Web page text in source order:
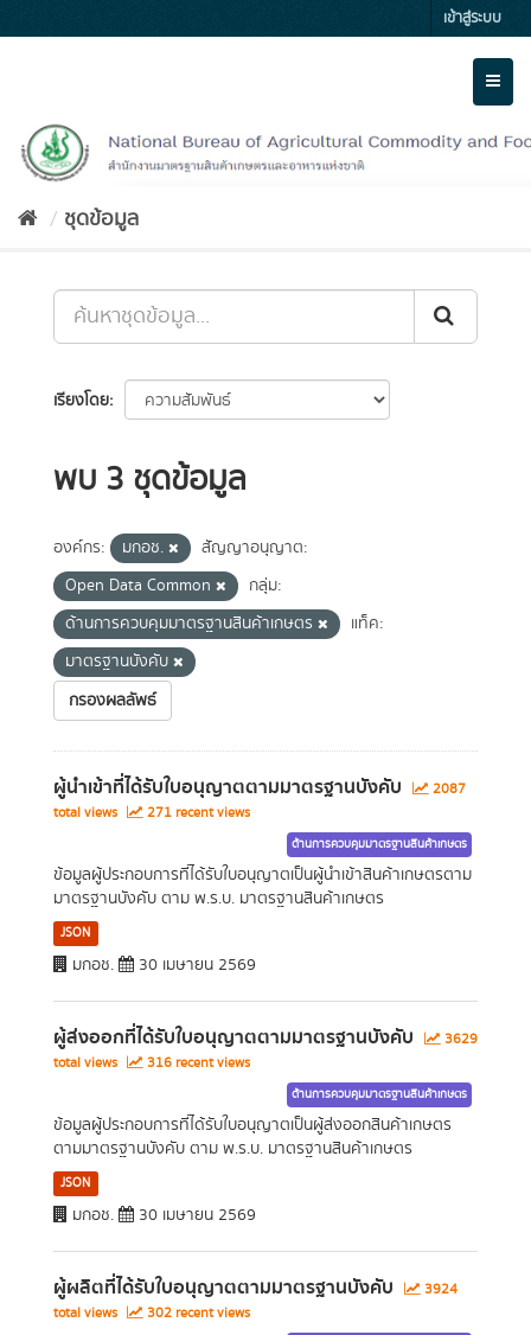
to
เข้าสู่ระบบ
ชุดข้อมูล
เรียงโดย
พบ 3 ชุดข้อมูล
องค์กร: มกอช.
สัญญาอนุญาต:
Open Data Common
กลุ่ม:
ด้านการควบคุมมาตรฐานสินค้าเกษตร
แท็ค:
มาตรฐานบังคับ
กรองผลลัพธ์
ผู้นำเข้าที่ได้รับใบอนุญาตตามมาตรฐานบังคับ
2087
total views
271 recent views
ด้านการควบคุมมาตรฐานสินค้าเกษตร
ข้อมูลผู้ประกอบการที่ได้รับใบอนุญาตเป็นผู้นำเข้าสินค้าเกษตรตาม
มาตรฐานบังคับ ตาม พ.ร.บ. มาตรฐานสินค้าเกษตร
JSON
มกอช. 30 เมษายน 2569
ผู้ส่งออกที่ได้รับใบอนุญาตตามมาตรฐานบังคับ
3629
total views
316 recent views
ด้านการควบคุมมาตรฐานสินค้าเกษตร
ข้อมูลผู้ประกอบการที่ได้รับใบอนุญาตเป็นผู้ส่งออกสินค้าเกษตร
ตามมาตรฐานบังคับ ตาม พ.ร.บ. มาตรฐานสินค้าเกษตร
JSON
มกอช. 30 เมษายน 2569
ผู้ผลิตที่ได้รับใบอนุญาตตามมาตรฐานบังคับ
3924
total views
302 recent views